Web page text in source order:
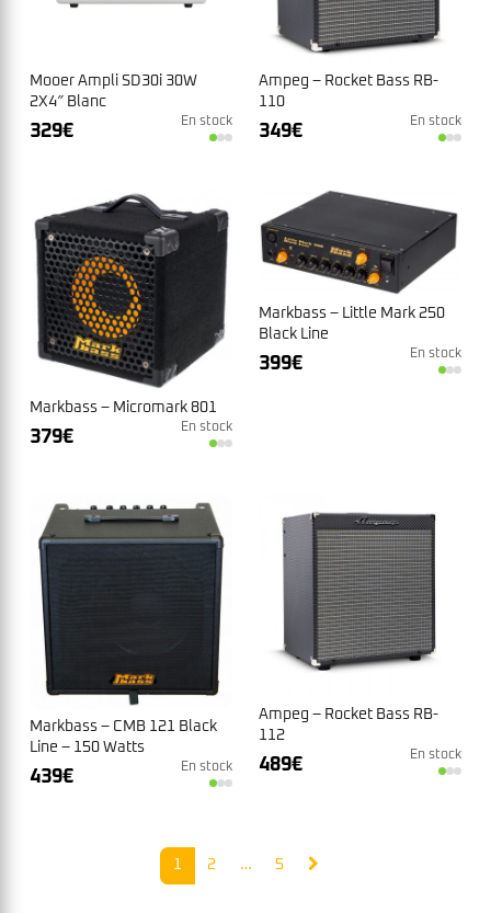
Mooer Ampli SD30i 30W
2X4″ Blanc
329€ En stock
Ampeg – Rocket Bass RB-
110
349€ En stock
Markbass – Micromark 801
379€ En stock
Markbass – Little Mark 250
Black Line
399€ En stock
Markbass – CMB 121 Black
Line – 150 Watts
439€ En stock
Ampeg – Rocket Bass RB-
112
489€ En stock
1 2 … 5